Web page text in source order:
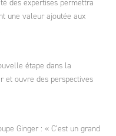
des expertises permettra
une valeur ajoutée aux
étape dans la
et ouvre des perspectives
Ginger : « C’est un grand